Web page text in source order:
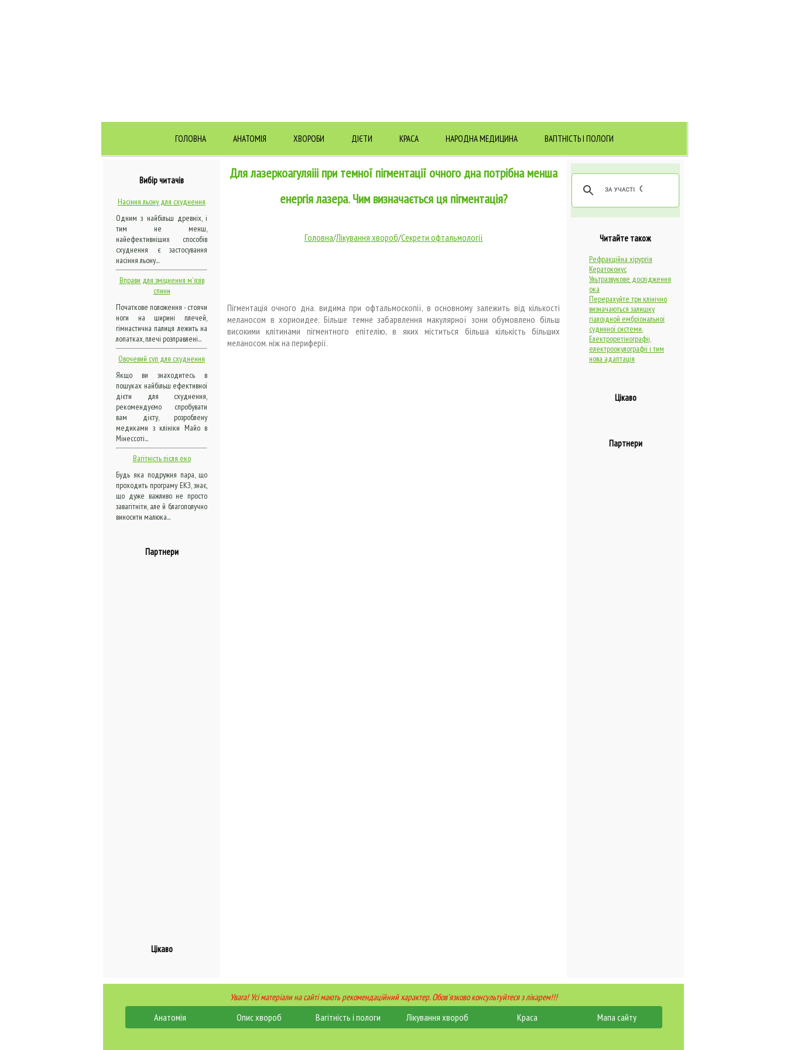
ГОЛОВНА АНАТОМІЯ ХВОРОБИ ДІЄТИ КРАСА НАРОДНА МЕДИЦИНА ВАГІТНІСТЬ І ПОЛОГИ
Вибір читачів
Насіння льону для схуднення
Одним з найбільш древніх, і
тим не менш,
найефективніших способів
схуднення є застосування
насіння льону...
Вправи для зміцнення м'язів
спини
Початкове положення - стоячи
ноги на ширині плечей,
гімнастична палиця лежить на
лопатках, плечі розправлені...
Овочевий суп для схуднення
Якщо ви знаходитесь в
пошуках найбільш ефективної
дієти для схуднення,
рекомендуємо спробувати
вам дієту, розроблену
медиками з клініки Майо в
Мінессоті...
Вагітність після еко
Будь яка подружня пара, що
проходить програму ЕКЗ, знає,
що дуже важливо не просто
завагітніти, але й благополучно
виносити малюка...
Партнери
Цікаво
Для лазеркоагуляііі при темної пігментації очного дна потрібна менша
енергія лазера. Чим визначається ця пігментація?
Головна/Лікування хвороб/Секрети офтальмології
Пігментація очного дна. видима при офтальмоскопії, в основному залежить від кількості
меланосом в хориоидее. Більше темне забарвлення макулярної зони обумовлено більш
високими клітинами пігментного епітелію, в яких міститься більша кількість більших
меланосом. ніж на периферії.
Читайте також
Рефракційна хірургія
Кератоконус
Ультразвукове дослідження
ока
Перерахуйте три клінічно
визначаються залишку
гіалоідной ембріональної
судинної системи.
Електроретінографіі,
електроокулографіі і тим
нова адаптація
Цікаво
Партнери
Увага! Усі матеріали на сайті мають рекомендаційний характер. Обов'язково консультуйтеся з лікарем!!!
Анатомія Опис хвороб Вагітність і пологи Лікування хвороб Краса Мапа сайту